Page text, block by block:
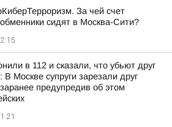
За чей счет
сидят в Москва-Сити?
в 112 и сказали, что убьют друг
В Москве супруги зарезали друг
предупредив об этом